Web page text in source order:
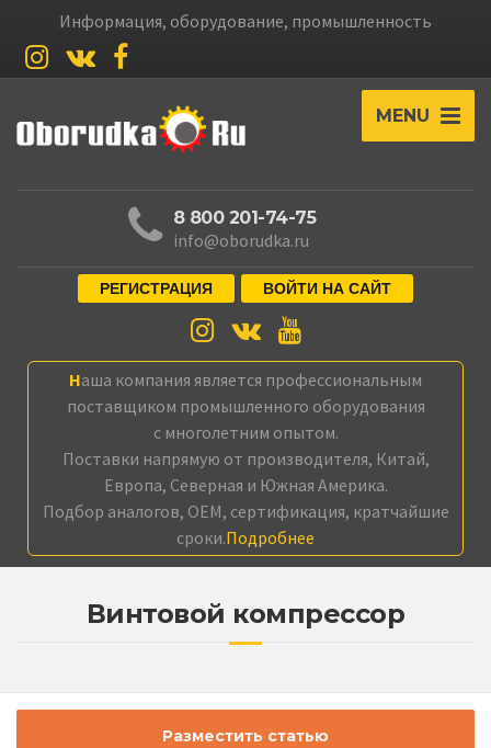
Информация, оборудование, промышленность
MENU
8 800 201-74-75
info@oborudka.ru
РЕГИСТРАЦИЯ ВОЙТИ НА САЙТ
Наша компания является профессиональным
поставщиком промышленного оборудования
с многолетним опытом.
Поставки напрямую от производителя, Китай,
Европа, Северная и Южная Америка.
Подбор аналогов, OEM, сертификация, кратчайшие
сроки.Подробнее
Винтовой компрессор
Разместить статью